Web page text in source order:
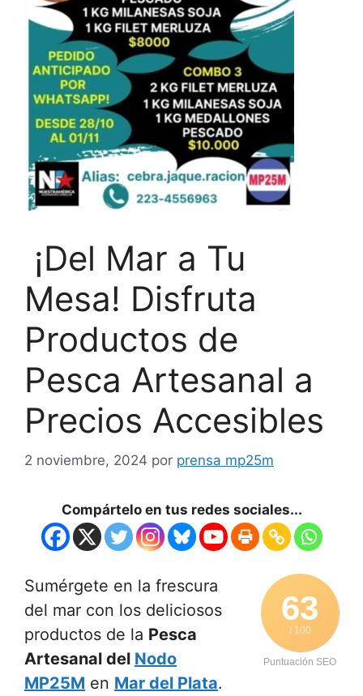
¡Del Mar a Tu
Mesa! Disfruta
Productos de
Pesca Artesanal a
Precios Accesibles
2 noviembre, 2024 por prensa mp25m
Compártelo en tus redes sociales...
63
/ 100
Puntuación SEO
Sumérgete en la frescura
del mar con los deliciosos
productos de la Pesca
Artesanal del Nodo
MP25M en Mar del Plata.